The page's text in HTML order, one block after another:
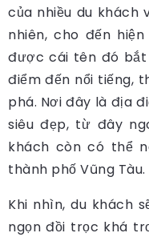
của nhiều du khách
nhiên, cho đến
được cái tên đó bắt
điểm đến nổi tiếng,
phá. Nơi đây là địa
siêu đẹp, từ đây
khách còn có thể
thành phố Vũng Tàu.
Khi nhìn, du khách
ngọn đồi trọc khá